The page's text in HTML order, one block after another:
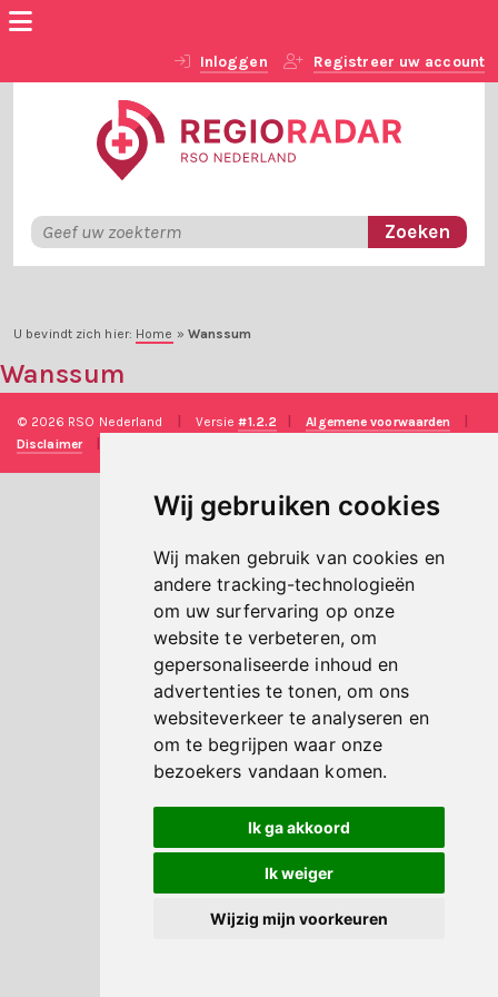
Wij gebruiken cookies
Wij maken gebruik van cookies en
andere tracking-technologieën
om uw surfervaring op onze
website te verbeteren, om
gepersonaliseerde inhoud en
advertenties te tonen, om ons
websiteverkeer te analyseren en
om te begrijpen waar onze
bezoekers vandaan komen.
Ik ga akkoord
Ik weiger
Wijzig mijn voorkeuren
Inloggen Registreer uw account
U bevindt zich hier: Home » Wanssum
Wanssum
© 2026 RSO Nederland Versie#1.2.2 Algemene voorwaarden
Disclaimer